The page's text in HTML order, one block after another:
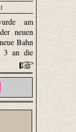
am
neuen
Bahn
3 an die